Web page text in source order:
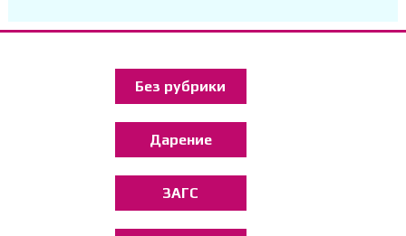
Без рубрики
Дарение
ЗАГС